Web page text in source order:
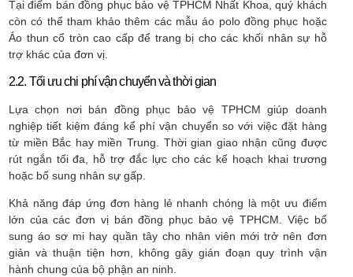
Tại điểm bán đồng phục bảo vệ TPHCM Nhất Khoa, quý khách
còn có thể tham khảo thêm các mẫu áo polo đồng phục hoặc
Áo thun cổ tròn cao cấp để trang bị cho các khối nhân sự hỗ
trợ khác của đơn vị.
2.2. Tối ưu chi phí vận chuyển và thời gian
Lựa chọn nơi bán đồng phục bảo vệ TPHCM giúp doanh
nghiệp tiết kiệm đáng kể phí vận chuyển so với việc đặt hàng
từ miền Bắc hay miền Trung. Thời gian giao nhận cũng được
rút ngắn tối đa, hỗ trợ đắc lực cho các kế hoạch khai trương
hoặc bổ sung nhân sự gấp.
Khả năng đáp ứng đơn hàng lẻ nhanh chóng là một ưu điểm
lớn của các đơn vị bán đồng phục bảo vệ TPHCM. Việc bổ
sung áo sơ mi hay quần tây cho nhân viên mới trở nên đơn
giản và thuận tiện hơn, không gây gián đoạn quy trình vận
hành chung của bộ phận an ninh.